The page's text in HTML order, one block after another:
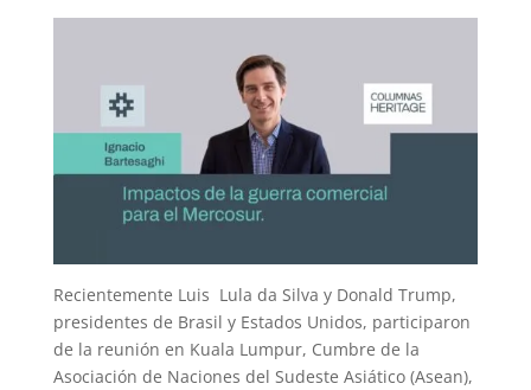
Recientemente Luis Lula da Silva y Donald Trump,
presidentes de Brasil y Estados Unidos, participaron
de la reunión en Kuala Lumpur, Cumbre de la
Asociación de Naciones del Sudeste Asiático (Asean),